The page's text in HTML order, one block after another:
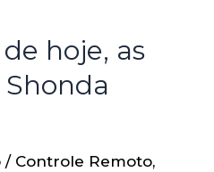
hoje, as
/ Controle Remoto,